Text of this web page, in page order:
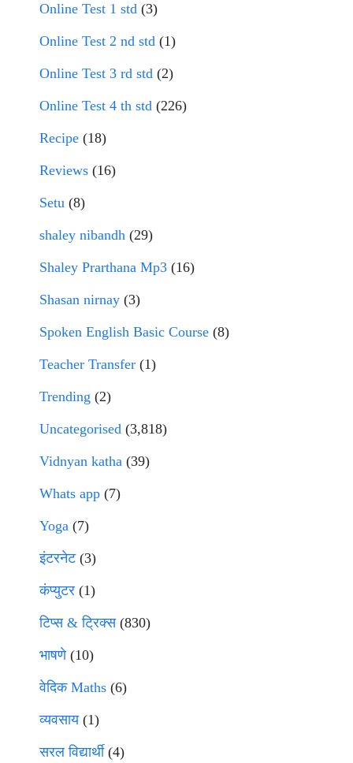
Online Test 1 std (3)
Online Test 2 nd std (1)
Online Test 3 rd std (2)
Online Test 4 th std (226)
Recipe (18)
Reviews (16)
Setu (8)
shaley nibandh (29)
Shaley Prarthana Mp3 (16)
Shasan nirnay (3)
Spoken English Basic Course (8)
Teacher Transfer (1)
Trending (2)
Uncategorised (3,818)
Vidnyan katha (39)
Whats app (7)
Yoga (7)
इंटरनेट(3)
कंप्युटर (1)
टिप्स & ट्रिक्स(830)
भाषणे(10)
वेदिक Maths (6)
व्यवसाय(1)
सरल विद्यार्थी(4)